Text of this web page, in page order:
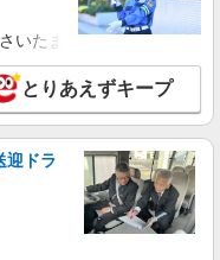
・パート】
。
院 （大分県中津市大字下
病院内）
詳細を見る
いたま市岩槻区・久喜市・
とりあえずキープ
迎ドラ